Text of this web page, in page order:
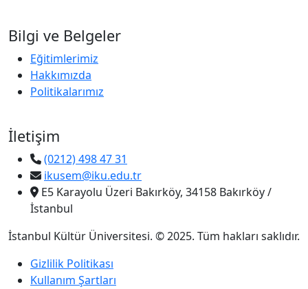
Bilgi ve Belgeler
Eğitimlerimiz
Hakkımızda
Politikalarımız
İletişim
(0212) 498 47 31
ikusem@iku.edu.tr
E5 Karayolu Üzeri Bakırköy, 34158 Bakırköy /
İstanbul
İstanbul Kültür Üniversitesi. © 2025. Tüm hakları saklıdır.
Gizlilik Politikası
Kullanım Şartları